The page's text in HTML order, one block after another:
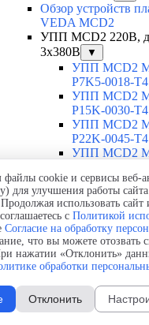
Обзор устройств
VEDA MCD2
УПП MCD2 220В,
3х380В
▼
УПП MCD2
P7K5-0018-
УПП MCD2
P15K-0030-
УПП MCD2
P22K-0045-
УПП MCD2
УПП MCD2
P37K-0075-
УПП MCD2
P45K-0090-
УПП MCD2
P55K-0110-
УПП MCD2
УПП MCD2
P90K-0175-
cookie и сервисы веб-
для улучшения работы
использовать
с Политикой
Согласие на обработку
что вы можете отозвать
нажатии «Отклонить»
обработки
Отклонить